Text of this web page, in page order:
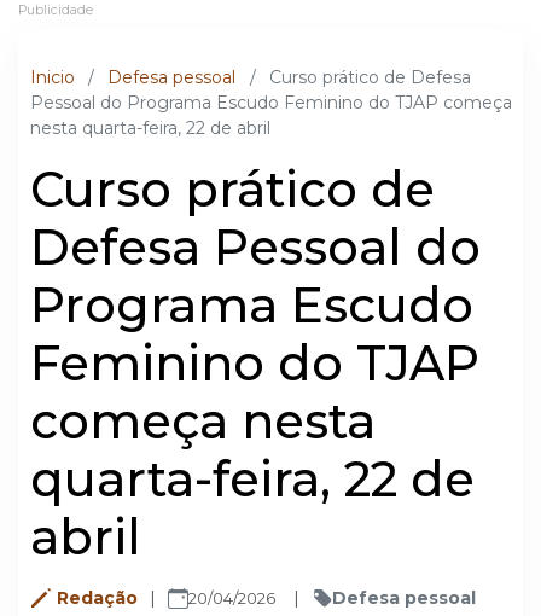
Publicidade
Inicio / Defesa pessoal /
Curso prático de Defesa
Pessoal do Programa Escudo Feminino do TJAP começa
nesta quarta-feira, 22 de abril
Curso prático de
Defesa Pessoal do
Programa Escudo
Feminino do TJAP
começa nesta
quarta-feira, 22 de
abril
Redação 20/04/2026 Defesa pessoal